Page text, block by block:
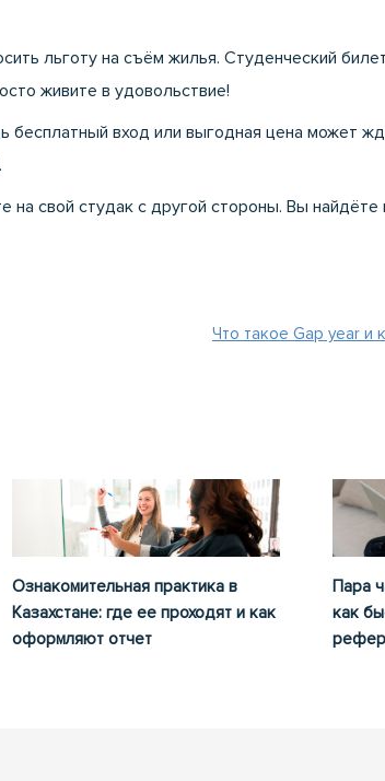
льготу на съём жилья. Студенческий
живите в удовольствие!
вход или выгодная цена может
на свой студак с другой стороны. Вы
Что такое Gap year и
Ознакомительная практика в
Казахстане: где ее проходят и как
оформляют отчет
Пара
как